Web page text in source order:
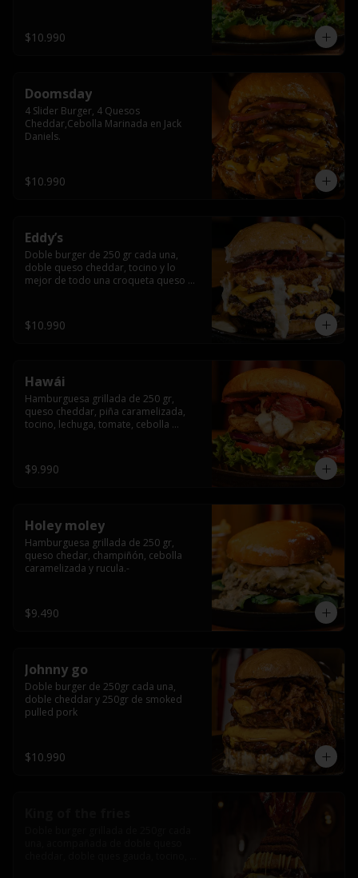
$10.990
Doomsday
4 Slider Burger, 4 Quesos
Cheddar,Cebolla Marinada en Jack
Daniels.
$10.990
Eddy’s
Doble burger de 250 gr cada una,
doble queso cheddar, tocino y lo
mejor de todo una croqueta queso
$10.990
Hawái
Hamburguesa grillada de 250 gr,
queso cheddar, piña caramelizada,
tocino, lechuga, tomate, cebolla
$9.990
Holey moley
Hamburguesa grillada de 250 gr,
queso chedar, champiñón, cebolla
caramelizada y rucula.-
$9.490
Johnny go
Doble burger de 250gr cada una,
doble cheddar y 250gr de smoked
pulled pork
$10.990